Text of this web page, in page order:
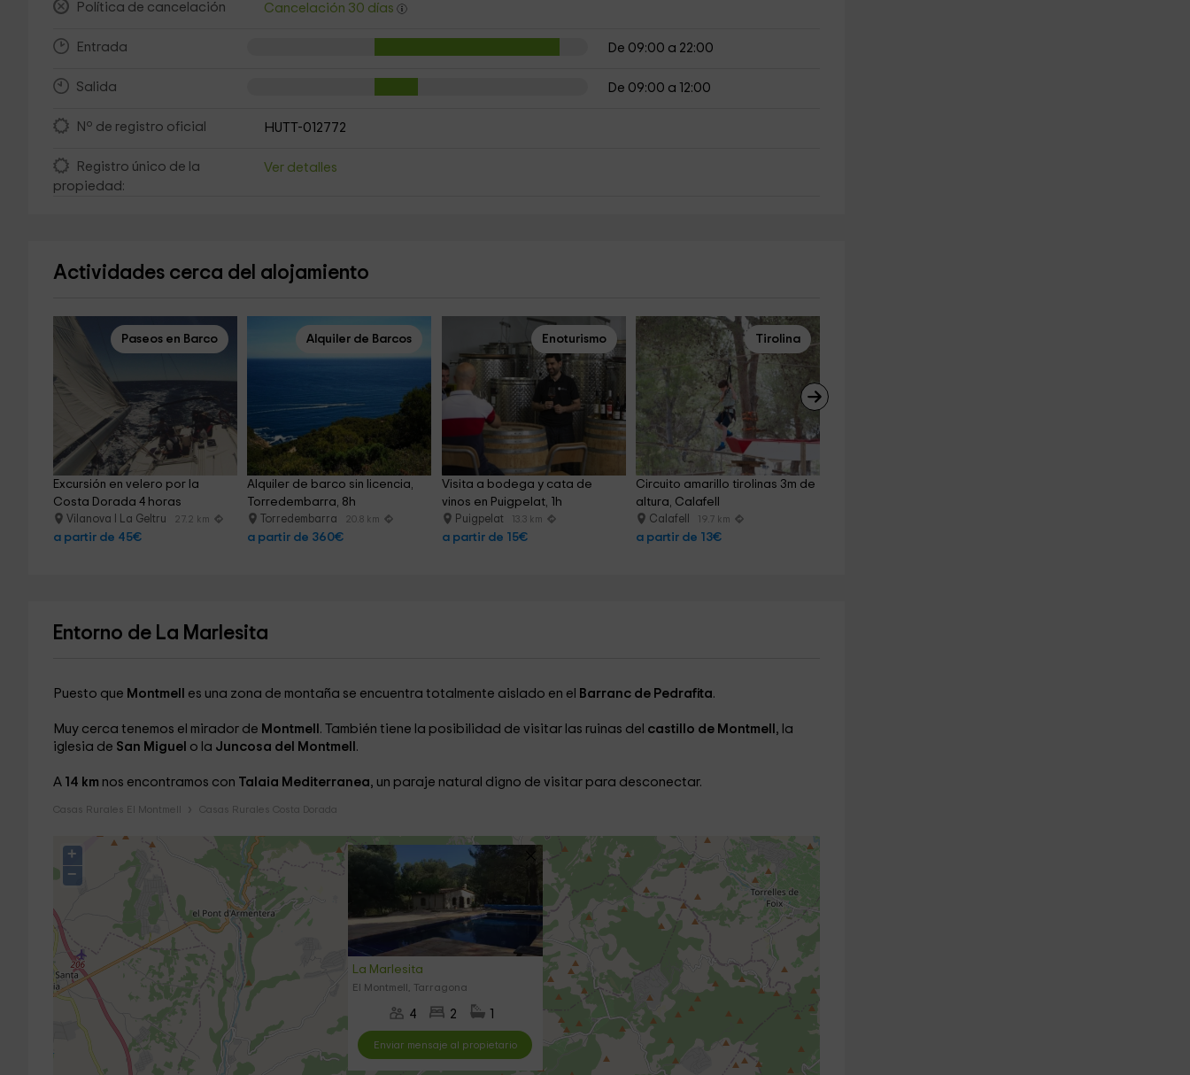
Política de cancelación Cancelación 30 días
Entrada De 09:00 a 22:00
Salida De 09:00 a 12:00
Nº de registro oficial HUTT-012772
Registro único de la
propiedad:
Ver detalles
Actividades cerca del alojamiento
Paseos en Barco
Excursión en velero por la
Costa Dorada 4 horas
Vilanova I La Geltru 27.2 km
a partir de 45€
Alquiler de Barcos
Alquiler de barco sin licencia,
Torredembarra, 8h
Torredembarra 20.8 km
a partir de 360€
Enoturismo
Visita a bodega y cata de
vinos en Puigpelat, 1h
Puigpelat 13.3 km
a partir de 15€
Tirolina
Circuito amarillo tirolinas 3m de
altura, Calafell
Calafell 19.7 km
a partir de 13€
Entorno de La Marlesita
Puesto que Montmell es una zona de montaña se encuentra totalmente aislado en el Barranc de Pedrafita.
Muy cerca tenemos el mirador de Montmell . También tiene la posibilidad de visitar las ruinas del castillo de Montmell , la
iglesia de San Miguel o la Juncosa del Montmell .
A 14 km nos encontramos con Talaia Mediterranea, un paraje natural digno de visitar para desconectar.
Casas Rurales El Montmell Casas Rurales Costa Dorada
La Marlesita
El Montmell, Tarragona
4 2
Enviar mensaje al propietario
+
−